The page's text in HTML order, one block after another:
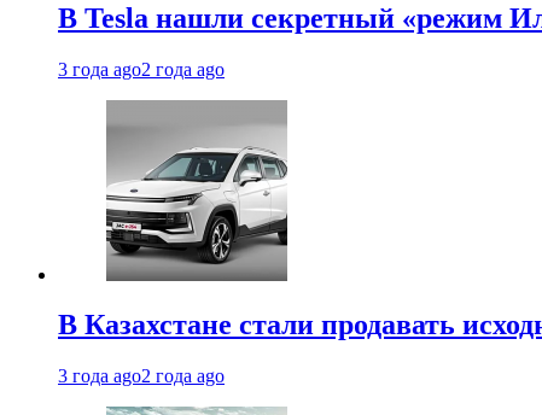
В Tesla нашли секретный «режим
3 года ago2 года ago
В Казахстане стали продавать
3 года ago2 года ago